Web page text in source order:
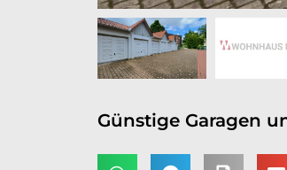
Günstige Garagen